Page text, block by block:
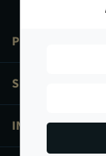
PRODUITS
SERVICES
INFORMATIONS